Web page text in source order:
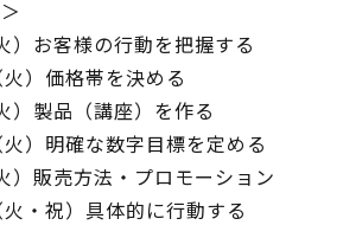
）お客様の行動を把握する
）価格帯を決める
）製品（講座）を作る
）明確な数字目標を定める
）販売方法・プロモーション
・祝）具体的に行動する